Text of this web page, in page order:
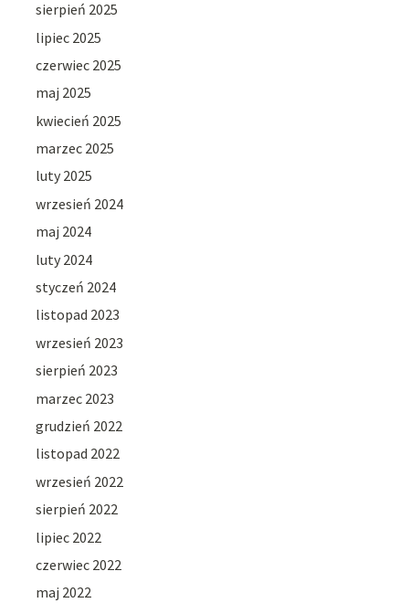
sierpień 2025
lipiec 2025
czerwiec 2025
maj 2025
kwiecień 2025
marzec 2025
luty 2025
wrzesień 2024
maj 2024
luty 2024
styczeń 2024
listopad 2023
wrzesień 2023
sierpień 2023
marzec 2023
grudzień 2022
listopad 2022
wrzesień 2022
sierpień 2022
lipiec 2022
czerwiec 2022
maj 2022